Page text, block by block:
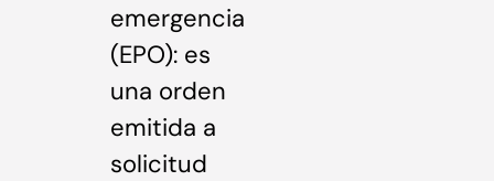
emergencia
(EPO): es
una orden
emitida a
solicitud